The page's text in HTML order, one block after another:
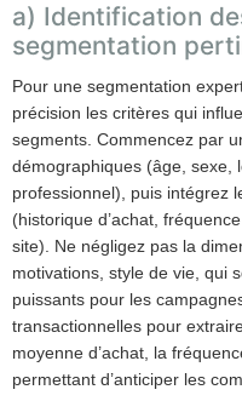
a) Identification
segmentation
Pour une segmentation
précision les critères qui
segments. Commencez par
démographiques (âge, sexe,
professionnel), puis intégrez
(historique d’achat,
site). Ne négligez pas la
motivations, style de vie, qui
puissants pour les
transactionnelles pour
moyenne d’achat, la
permettant d’anticiper les